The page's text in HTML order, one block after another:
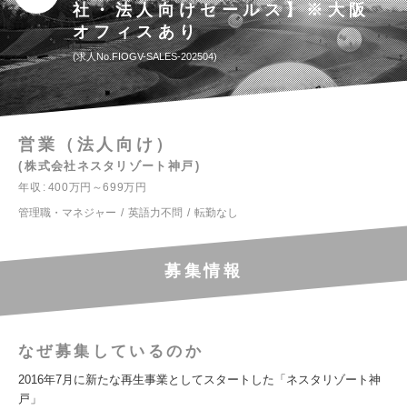
社・法人向けセールス】※大阪
オフィスあり
求人No.FIOGV-SALES-202504
営業（法人向け）
株式会社ネスタリゾート神戸
年収
400万円～699万円
管理職・マネジャー
英語力不問 転勤なし
募集情報
なぜ募集しているのか
2016年7月に新たな再生事業としてスタートした「ネスタリゾート神
戸」